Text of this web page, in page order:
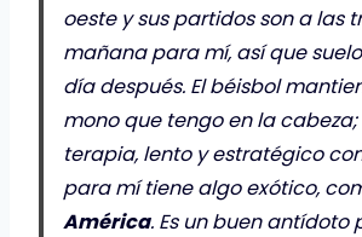
oeste y sus partidos son a las
mañana para mí, así que
día después. El béisbol
mono que tengo en la
terapia, lento y estratégico
para mí tiene algo exótico,
América. Es un buen antídoto